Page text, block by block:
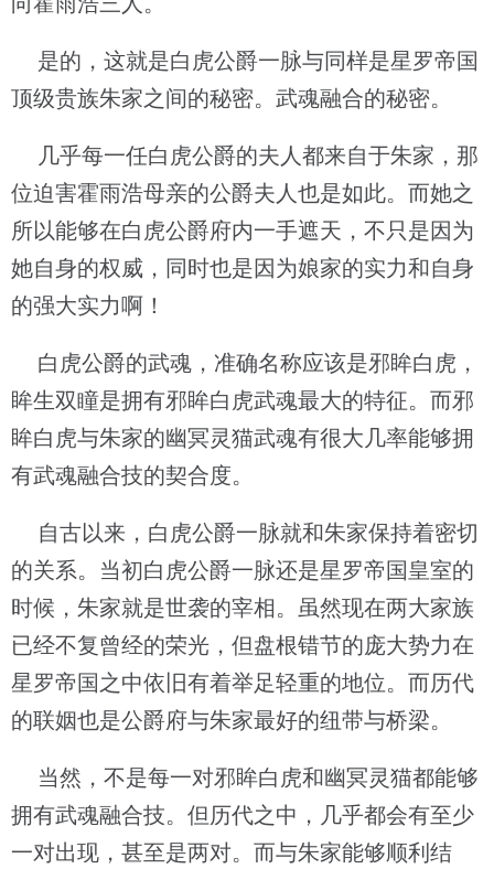
是的，这就是白虎公爵一脉与同样是星罗帝国
顶级贵族朱家之间的秘密。武魂融合的秘密。
几乎每一任白虎公爵的夫人都来自于朱家，那
位迫害霍雨浩母亲的公爵夫人也是如此。而她之
所以能够在白虎公爵府内一手遮天，不只是因为
她自身的权威，同时也是因为娘家的实力和自身
的强大实力啊！
白虎公爵的武魂，准确名称应该是邪眸白虎，
眸生双瞳是拥有邪眸白虎武魂最大的特征。而邪
眸白虎与朱家的幽冥灵猫武魂有很大几率能够拥
有武魂融合技的契合度。
自古以来，白虎公爵一脉就和朱家保持着密切
的关系。当初白虎公爵一脉还是星罗帝国皇室的
时候，朱家就是世袭的宰相。虽然现在两大家族
已经不复曾经的荣光，但盘根错节的庞大势力在
星罗帝国之中依旧有着举足轻重的地位。而历代
的联姻也是公爵府与朱家最好的纽带与桥梁。
当然，不是每一对邪眸白虎和幽冥灵猫都能够
拥有武魂融合技。但历代之中，几乎都会有至少
一对出现，甚至是两对。而与朱家能够顺利结